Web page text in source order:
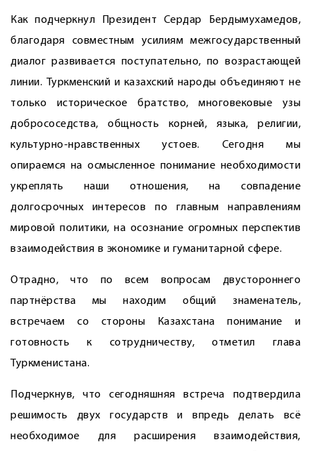
Как подчеркнул Президент Сердар Бердымухамедов,
благодаря совместным усилиям межгосударственный
диалог развивается поступательно, по возрастающей
линии. Туркменский и казахский народы объединяют не
только историческое братство, многовековые узы
добрососедства, общность корней, языка, религии,
культурно-нравственных устоев. Сегодня мы
опираемся на осмысленное понимание необходимости
укреплять наши отношения, на совпадение
долгосрочных интересов по главным направлениям
мировой политики, на осознание огромных перспектив
взаимодействия в экономике и гуманитарной сфере.
Отрадно, что по всем вопросам двустороннего
партнёрства мы находим общий знаменатель,
встречаем со стороны Казахстана понимание и
готовность к сотрудничеству, отметил глава
Туркменистана.
Подчеркнув, что сегодняшняя встреча подтвердила
решимость двух государств и впредь делать всё
необходимое для расширения взаимодействия,